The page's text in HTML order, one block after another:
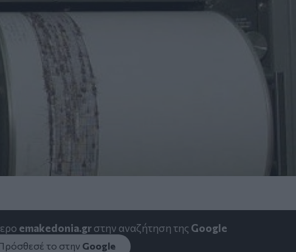
emakedonia.grστην αναζήτηση της Google
το στην Google